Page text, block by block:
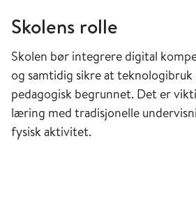
Skolens rolle
Skolen bør integrere digital
og samtidig sikre at
pedagogisk begrunnet. Det er
læring med tradisjonelle
fysisk aktivitet.